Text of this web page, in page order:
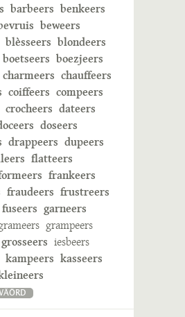
barbeers benkeers
beweers
blèsseers blondeers
boetseers boezjeers
charmeers chauffeers
coiffeers compeers
crocheers dateers
doseers
drappeers dupeers
flatteers
frankeers
fraudeers frustreers
fuseers garneers
grampeers
grosseers iesbeers
kampeers kasseers